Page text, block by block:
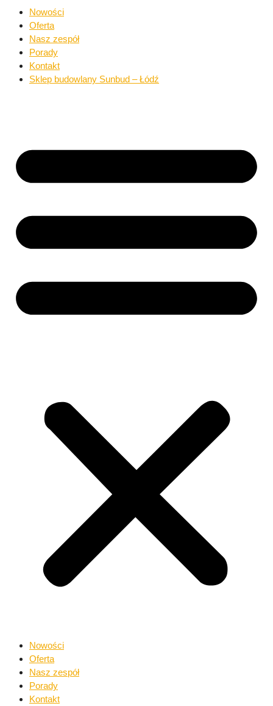
Nowości
Oferta
Nasz zespół
Porady
Kontakt
Sklep budowlany Sunbud – Łódź
Nowości
Oferta
Nasz zespół
Porady
Kontakt